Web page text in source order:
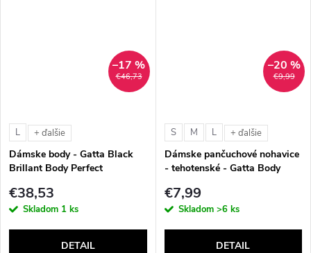
€46,73
–17 %
L + ďalšie
Dámske body - Gatta Black
Brillant Body Perfect
€38,53
Skladom 1 ks
DETAIL
€9,99
–20 %
S M L + ďalšie
Dámske pančuchové nohavice
- tehotenské - Gatta Body
€7,99
Skladom >6 ks
DETAIL